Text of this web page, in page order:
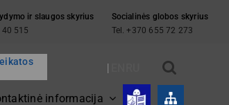
ir slaugos skyrius
515
Socialinės globos skyrius
Tel. +370 655 72 273
informacija